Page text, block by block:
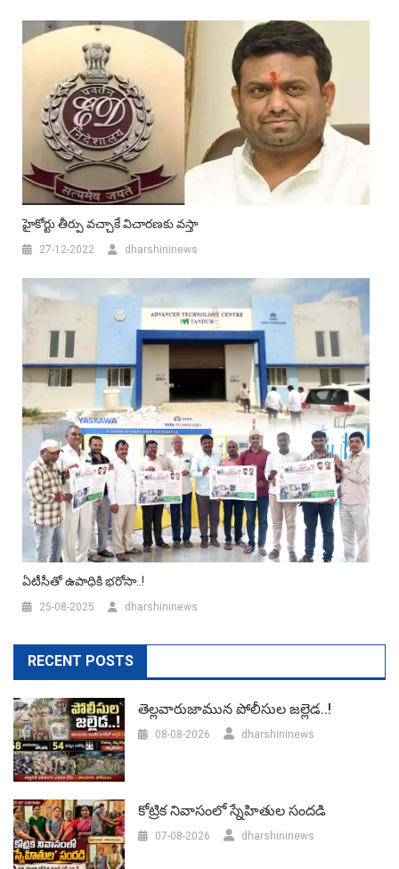
హైకోర్టు తీర్పు వచ్చాకే విచారణకు వస్తా
27-12-2022 dharshininews
ఏటీసీతో ఉపాధికి భరోసా..!
25-08-2025 dharshininews
RECENT POSTS
తెల్లవారుజామున పోలీసుల జల్లెడ..!
08-08-2026 dharshininews
కోట్రిక నివాసంలో స్నేహితుల సందడి
07-08-2026 dharshininews